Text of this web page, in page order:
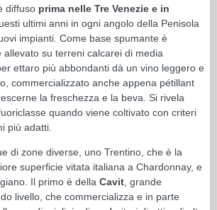
diffuso prima nelle Tre Venezie e in
ultimi anni in ogni angolo della Penisola
impianti. Come base spumante è
allevato su terreni calcarei di media
ettaro più abbondanti dà un vino leggero e
commercializzato anche appena pétillant
la freschezza e la beva. Si rivela
quando viene coltivato con criteri
più adatti.
di zone diverse, uno Trentino, che è la
superficie vitata italiana a Chardonnay, e
Il primo è della Cavit , grande
livello, che commercializza e in parte